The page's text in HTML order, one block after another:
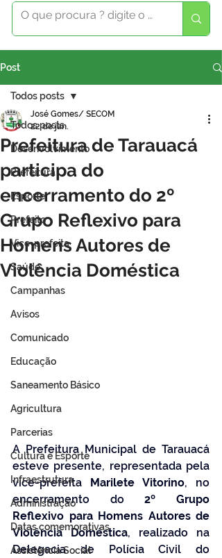
Post
Todos posts
Desenvolvimento
Prefeitura
Esporte
Prefeito
Vice-prefeita
Saúde
Campanhas
Avisos
Comunicado
Educação
Saneamento Básico
Agricultura
Parcerias
Cultura e Esporte
Infraestrutura
Administração
Datas comemorativas
Assistência Social
Todos posts
Prefeitura de Tarauacá
participa do
encerramento do 2º
Grupo Reflexivo para
Homens Autores de
Violência Doméstica
José Gomes/ SECOM
22 de jan.
A Prefeitura Municipal de Tarauacá
esteve presente, representada pela
vice-prefeita Marilete Vitorino, no
encerramento do 2º Grupo
Reflexivo para Homens Autores de
Violência Doméstica, realizado na
Delegacia de Polícia Civil do